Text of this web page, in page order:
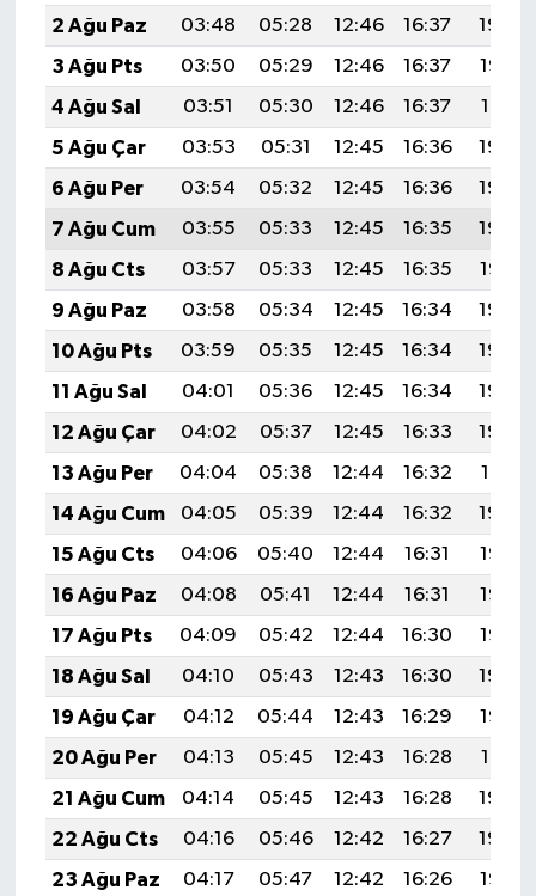
2 Ağu Paz
03:48 05:28 12:46 16:37
19:54
3 Ağu Pts
03:50 05:29 12:46 16:37
19:52
4 Ağu Sal
03:51 05:30 12:46 16:37
19:51
5 Ağu Çar
03:53 05:31 12:45 16:36
19:50
6 Ağu Per
03:54 05:32 12:45 16:36
19:49
7 Ağu Cum
03:55 05:33 12:45 16:35
19:48
8 Ağu Cts
03:57 05:33 12:45 16:35
19:47
9 Ağu Paz
03:58 05:34 12:45 16:34
19:46
10 Ağu Pts
03:59 05:35 12:45 16:34
19:44
11 Ağu Sal
04:01 05:36 12:45 16:34
19:43
12 Ağu Çar
04:02 05:37 12:45 16:33
19:42
13 Ağu Per
04:04 05:38 12:44 16:32
19:41
14 Ağu Cum
04:05 05:39 12:44 16:32
19:39
15 Ağu Cts
04:06 05:40 12:44 16:31
19:38
16 Ağu Paz
04:08 05:41 12:44 16:31
19:37
17 Ağu Pts
04:09 05:42 12:44 16:30
19:35
18 Ağu Sal
04:10 05:43 12:43 16:30
19:34
19 Ağu Çar
04:12 05:44 12:43 16:29
19:33
20 Ağu Per
04:13 05:45 12:43 16:28
19:31
21 Ağu Cum
04:14 05:45 12:43 16:28
19:30
22 Ağu Cts
04:16 05:46 12:42 16:27
19:29
23 Ağu Paz
04:17 05:47 12:42 16:26
19:27